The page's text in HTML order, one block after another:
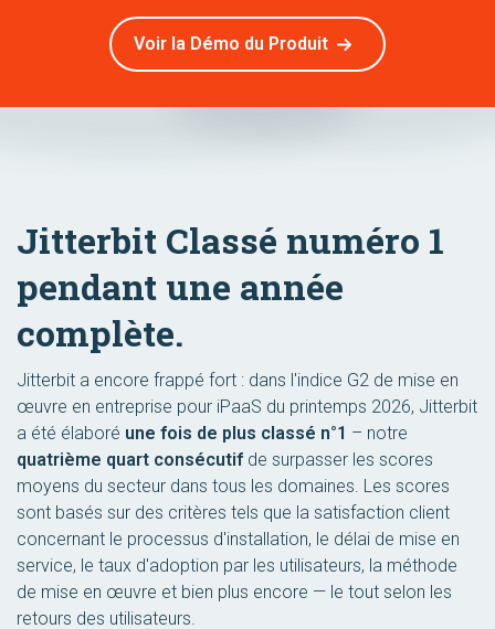
Voir la Démo du Produit
Jitterbit Classé numéro 1
pendant une année
complète.
Jitterbit a encore frappé fort : dans l'indice G2 de mise en
œuvre en entreprise pour iPaaS du printemps 2026, Jitterbit
a été élaboré une fois de plus classé n°1 – notre
quatrième quart consécutif de surpasser les scores
moyens du secteur dans tous les domaines. Les scores
sont basés sur des critères tels que la satisfaction client
concernant le processus d'installation, le délai de mise en
service, le taux d'adoption par les utilisateurs, la méthode
de mise en œuvre et bien plus encore — le tout selon les
retours des utilisateurs.